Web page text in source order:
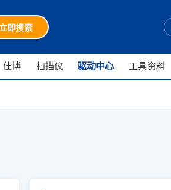
立即搜索
佳博 扫描仪 驱动中心 工具资料